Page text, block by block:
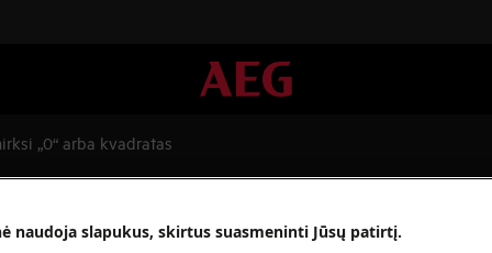
„0“ arba kvadratas
„0“ arba kvadratas
naudoja slapukus, skirtus suasmeninti Jūsų patirtį.